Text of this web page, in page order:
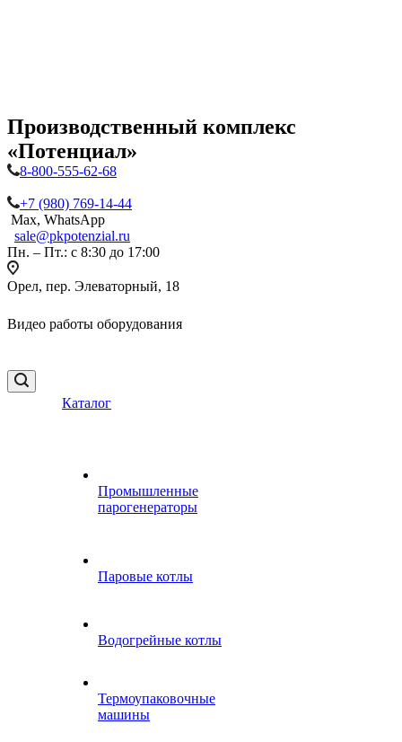
Производственный комплекс
«Потенциал»
8-800-555-62-68
+7 (980) 769-14-44
Max, WhatsApp
sale@pkpotenzial.ru
Пн. – Пт.: с 8:30 до 17:00
Орел, пер. Элеваторный, 18
Видео работы оборудования
Каталог
Промышленные
парогенераторы
Паровые котлы
Водогрейные котлы
Термоупаковочные
машины